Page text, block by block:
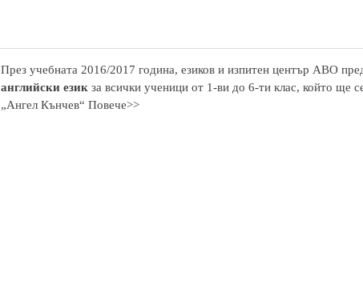
През учебната 2016/2017 година, езиков и изпитен център АВО
английски език за всички ученици от 1-ви до 6-ти клас, който ще
„Ангел Кънчев“ Повече>>